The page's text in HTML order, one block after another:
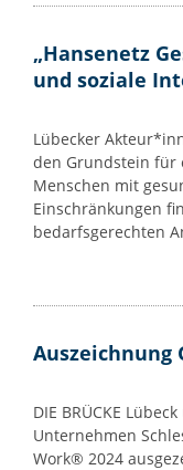
„Hansenetz
und soziale
Lübecker
den Grundstein für
Menschen mit
Einschränkungen
bedarfsgerechten
Auszeichnung
DIE BRÜCKE
Unternehmen
Work® 2024